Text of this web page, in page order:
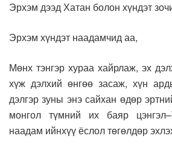
Эрхэм дээд Хатан болон хүндэт
Эрхэм хүндэт наадамчид аа,
Мөнх тэнгэр хураа хайрлаж, эх
хүж дэлхий өнгөө засаж, хүн
дэлгэр зуны энэ сайхан өдөр
монгол түмний их баяр
наадам ийнхүү ёслол төгөлдөр